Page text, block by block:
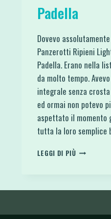
Padella
Dovevo
Panzerotti Ripieni
Padella. Erano nella
da molto tempo.
integrale senza
ed ormai non potevo
aspettato il momento
tutta la loro semplice
LEGGI DI PIÙPANZEROTTI
PANCARRÈ